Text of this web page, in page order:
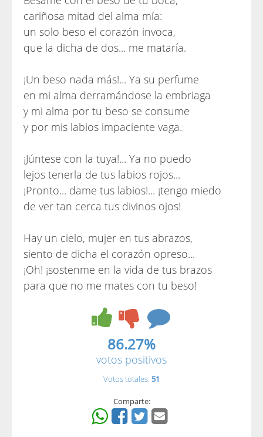
cariñosa mitad del alma mía:
un solo beso el corazón invoca,
que la dicha de dos... me mataría.
¡Un beso nada más!... Ya su perfume
en mi alma derramándose la embriaga
y mi alma por tu beso se consume
y por mis labios impaciente vaga.
¡Júntese con la tuya!... Ya no puedo
lejos tenerla de tus labios rojos...
¡Pronto... dame tus labios!... ¡tengo miedo
de ver tan cerca tus divinos ojos!
Hay un cielo, mujer en tus abrazos,
siento de dicha el corazón opreso...
¡Oh! ¡sostenme en la vida de tus brazos
para que no me mates con tu beso!
86.27%
votos positivos
Votos totales: 51
Comparte: